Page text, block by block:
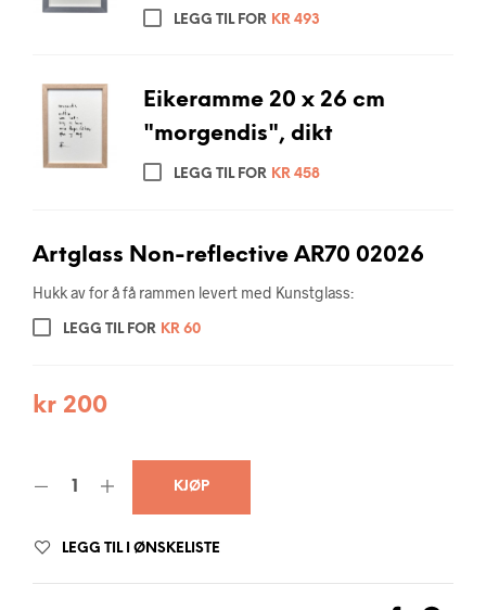
LEGG TIL FOR KR 493
Eikeramme 20 x 26 cm
"morgendis", dikt
LEGG TIL FOR KR458
Artglass Non-reflective AR70 02026
Hukk av for å få rammen levert med Kunstglass:
LEGG TIL FOR KR 60
kr 200
KJØP
LEGG TIL I ØNSKELISTE